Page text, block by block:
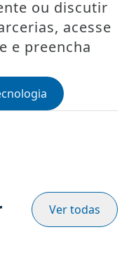
ou discutir
acesse
e preencha
Ver todas